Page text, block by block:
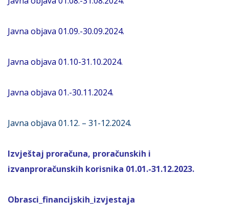
Javna objava 01.09.-30.09.2024.
Javna objava 01.10-31.10.2024.
Javna objava 01.-30.11.2024.
Javna objava 01.12. – 31-12.2024.
Izvještaj proračuna, proračunskih i
izvanproračunskih korisnika 01.01.-31.12.2023.
Obrasci_financijskih_izvjestaja